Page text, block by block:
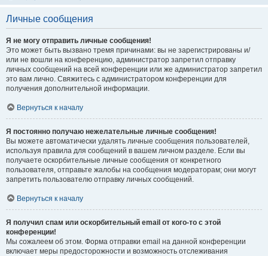
Личные сообщения
Я не могу отправить личные сообщения!
Это может быть вызвано тремя причинами: вы не зарегистрированы и/
или не вошли на конференцию, администратор запретил отправку
личных сообщений на всей конференции или же администратор запретил
это вам лично. Свяжитесь с администратором конференции для
получения дополнительной информации.
Вернуться к началу
Я постоянно получаю нежелательные личные сообщения!
Вы можете автоматически удалять личные сообщения пользователей,
используя правила для сообщений в вашем личном разделе. Если вы
получаете оскорбительные личные сообщения от конкретного
пользователя, отправьте жалобы на сообщения модераторам; они могут
запретить пользователю отправку личных сообщений.
Вернуться к началу
Я получил спам или оскорбительный email от кого-то с этой
конференции!
Мы сожалеем об этом. Форма отправки email на данной конференции
включает меры предосторожности и возможность отслеживания